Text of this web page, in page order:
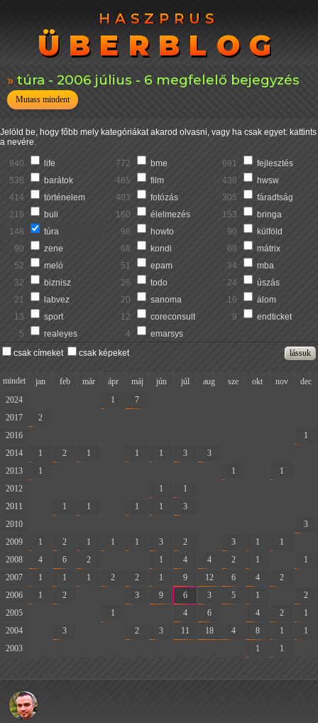
HASZPRUS
ÜBERBLOG
HASZPRUS
ÜBERBLOG
túra - 2006 július - 6 megfelelő bejegyzés
Mutass mindent
Jelöld be, hogy főbb mely kategóriákat akarod olvasni, vagy ha csak egyet: kattints
a nevére.
940 life 772 bme 691
fejlesztés
538
barátok 465 film 436
hwsw
414
történelem 403 fotózás 305
fáradtság
218
buli 160 élelmezés 153
bringa
148
túra 96 howto 90
külföld
90
zene 68 kondi 68
mátrix
52
meló 51 epam 34
mba
32
biznisz 26 todo 24
úszás
21
labvez 20 sanoma 16
álom
13
sport 12 coreconsult 9
endticket
5
realeyes 4
emarsys
csak címeket
csak képeket
mindet jan feb már ápr máj jún júl aug sze okt nov
dec
2024
1 7
2017
2
2016
1
2014
1 2 1 1 1 3 3
2013
1 1 1
2012
1 1
2011
1 1 1 1 3
2010
3
2009
1 2 1 1 1 3 2 3 1 1
2008
4 6 2 1 4 4 2 1
1
2007
1 1 1 2 2 1 9 12 6 4 2
2006
1 2 3 9 6 3 5 1
2
2005
1 4 6 4 2
1
2004
3 2 3 11 18 4 8 1
1
2003
1 1